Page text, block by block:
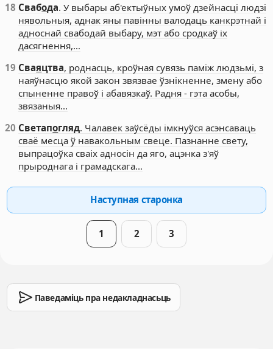
18 Свабода. У выбары аб'ектыўных умоў дзейнасці людзі
нявольныя, аднак яны павінны валодаць канкрэтнай і
адноснай свабодай выбару, мэт або сродкаў іх
дасягнення,…
19 Сваяцтва, роднасць, кроўная сувязь паміж людзьмі, з
наяўнасцю якой закон звязвае ўзнікненне, змену або
спыненне правоў і абавязкаў. Радня - гэта асобы,
звязаныя…
20 Светапогляд. Чалавек заўсёды імкнуўся асэнсаваць
сваё месца ў навакольным свеце. Пазнанне свету,
выпрацоўка сваіх адносін да яго, ацэнка з'яў
прыроднага і грамадскага…
Наступная старонка
1 2 3
Паведаміць пра недакладнасьць